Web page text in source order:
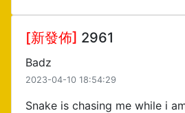
[新發佈] 2961
Badz
2023-04-10 18:54:29
Snake is chasing me while i